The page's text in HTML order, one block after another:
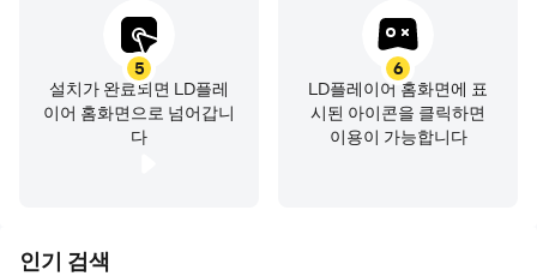
5
설치가 완료되면 LD플레
이어 홈화면으로 넘어갑니
다
6
LD플레이어 홈화면에 표
시된 아이콘을 클릭하면
이용이 가능합니다
인기 검색